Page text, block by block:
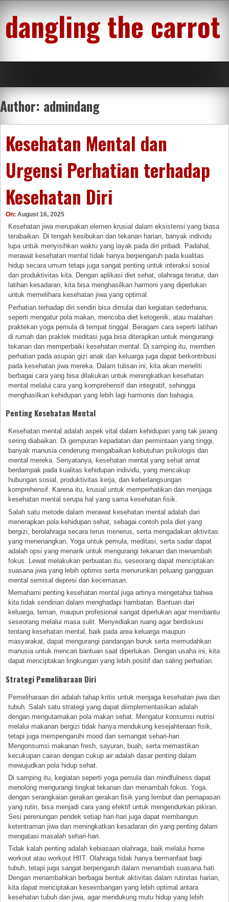
content
dangling the carrot
Author: admindang
Kesehatan Mental dan
Urgensi Perhatian terhadap
Kesehatan Diri
On: August 16, 2025
Kesehatan jiwa merupakan elemen krusial dalam eksistensi yang biasa
terabaikan. Di tengah kesibukan dan tekanan harian, banyak individu
lupa untuk menyisihkan waktu yang layak pada diri pribadi. Padahal,
merawat kesehatan mental tidak hanya berpengaruh pada kualitas
hidup secara umum tetapi juga sangat penting untuk interaksi sosial
dan produktivitas kita. Dengan aplikasi diet sehat, olahraga teratur, dan
latihan kesadaran, kita bisa menghasilkan harmoni yang diperlukan
untuk memelihara kesehatan jiwa yang optimal.
Perhatian terhadap diri sendiri bisa dimulai dari kegiatan sederhana,
seperti mengatur pola makan, mencoba diet ketogenik, atau malahan
praktekan yoga pemula di tempat tinggal. Beragam cara seperti latihan
di rumah dan praktek meditasi juga bisa diterapkan untuk mengurangi
tekanan dan memperbaiki kesehatan mental. Di samping itu, memberi
perhatian pada asupan gizi anak dan keluarga juga dapat berkontribusi
pada kesehatan jiwa mereka. Dalam tulisan ini, kita akan meneliti
berbagai cara yang bisa dilakukan untuk meningkatkan kesehatan
mental melalui cara yang komprehensif dan integratif, sehingga
menghasilkan kehidupan yang lebih lagi harmonis dan bahagia.
Penting Kesehatan Mental
Kesehatan mental adalah aspek vital dalam kehidupan yang tak jarang
sering diabaikan. Di gempuran kepadatan dan permintaan yang tinggi,
banyak manusia cenderung mengabaikan kebutuhan psikologis dan
mental mereka. Senyatanya, kesehatan mental yang sehat amat
berdampak pada kualitas kehidupan individu, yang mencakup
hubungan sosial, produktivitas kerja, dan keberlangsungan
komprehensif. Karena itu, krusial untuk memperhatikan dan menjaga
kesehatan mental serupa hal yang sama kesehatan fisik.
Salah satu metode dalam merawat kesehatan mental adalah dari
menerapkan pola kehidupan sehat, sebagai contoh pola diet yang
bergizi, berolahraga secara terus menerus, serta mengadakan aktivitas
yang menenangkan. Yoga untuk pemula, meditasi, serta sadar dapat
adalah opsi yang menarik untuk mengurangi tekanan dan menambah
fokus. Lewat melakukan perbuatan itu, seseorang dapat menciptakan
suasana jiwa yang lebih optimis serta menurunkan peluang gangguan
mental semisal depresi dan kecemasan.
Memahami penting kesehatan mental juga artinya mengetahui bahwa
kita tidak sendirian dalam menghadapi hambatan. Bantuan dari
keluarga, teman, maupun profesional sangat diperlukan agar membantu
seseorang melalui masa sulit. Menyediakan ruang agar berdiskusi
tentang kesehatan mental, baik pada area keluarga maupun
masyarakat, dapat mengurangi pandangan buruk serta memudahkan
manusia untuk mencari bantuan saat diperlukan. Dengan usaha ini, kita
dapat menciptakan lingkungan yang lebih positif dan saling perhatian.
Strategi Pemeliharaan Diri
Pemeliharaan diri adalah tahap kritis untuk menjaga kesehatan jiwa dan
tubuh. Salah satu strategi yang dapat diimplementasikan adalah
dengan mengutamakan pola makan sehat. Mengatur konsumsi nutrisi
melalui makanan bergizi tidak hanya mendukung kesejahteraan fisik,
tetapi juga mempengaruhi mood dan semangat sehari-hari.
Mengonsumsi makanan fresh, sayuran, buah, serta memastikan
kecukupan cairan dengan cukup air adalah dasar penting dalam
mewujudkan pola hidup sehat.
Di samping itu, kegiatan seperti yoga pemula dan mindfulness dapat
menolong mengurangi tingkat tekanan dan menambah fokus. Yoga,
dengan serangkaian gerakan gerakan fisik yang lembut dan pernapasan
yang rutin, bisa menjadi cara yang efektif untuk mengendurkan pikiran.
Sesi perenungan pendek setiap hari-hari juga dapat membangun
ketentraman jiwa dan meningkatkan kesadaran diri yang penting dalam
mengatasi masalah sehari-hari.
Tidak kalah penting adalah kebiasaan olahraga, baik melalui home
workout atau workout HIIT. Olahraga tidak hanya bermanfaat bagi
tubuh, tetapi juga sangat berpengaruh dalam menambah suasana hati.
Dengan menambahkan berbagai bentuk aktivitas dalam rutinitas harian,
kita dapat menciptakan keseimbangan yang lebih optimal antara
kesehatan tubuh dan jiwa, agar mendukung mutu hidup yang lebih